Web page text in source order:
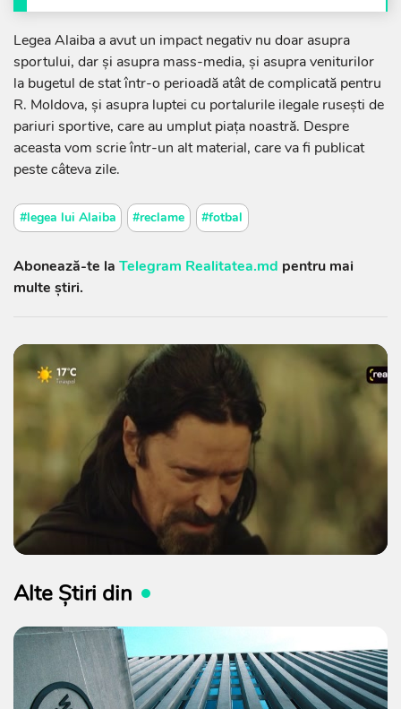
Legea Alaiba a avut un impact negativ nu doar asupra
sportului, dar și asupra mass-media, și asupra veniturilor
la bugetul de stat într-o perioadă atât de complicată pentru
R. Moldova, și asupra luptei cu portalurile ilegale rusești de
pariuri sportive, care au umplut piața noastră. Despre
aceasta vom scrie într-un alt material, care va fi publicat
peste câteva zile.
#legea lui Alaiba #reclame #fotbal
Abonează-te la Telegram Realitatea.md pentru mai
multe știri.
Alte Știri din